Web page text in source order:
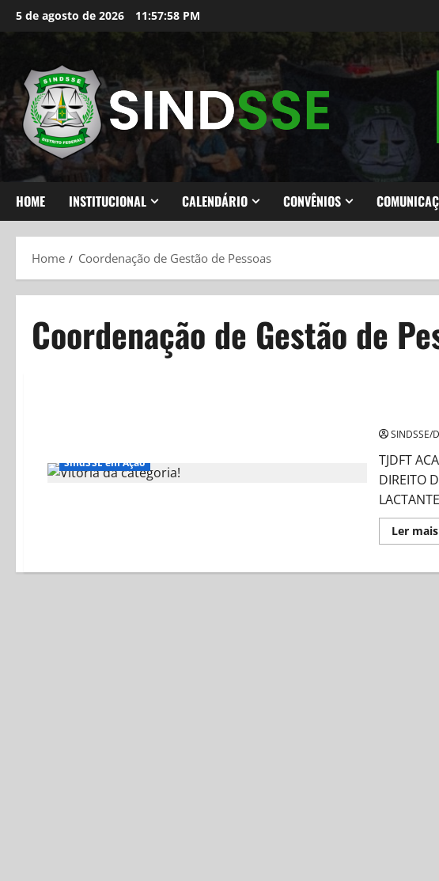
Skip5 de agosto de 2026 11:57:59 PM
HOME INSTITUCIONAL CALENDÁRIO CONVÊNIOS
Home Coordenação de Gestão de Pessoas
Coordenação de Gestão de
SindSSE em Ação
SINDSSE/
TJDFT
DIREITO
Ler mais